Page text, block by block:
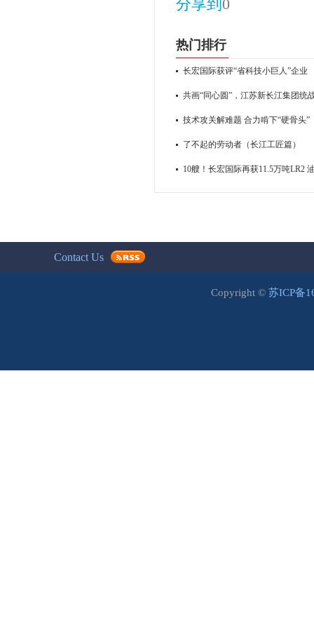
分享到 0
热门排行
长宏国际获评“省科技小巨人”企业
共画“同心圆”，江苏新长江集团统
技术攻关解难题 合力啃下“硬骨头”
了不起的劳动者（长江工匠篇）
10艘！长宏国际再获11.5万吨LR2
Contact Us
Copyright © 苏ICP备